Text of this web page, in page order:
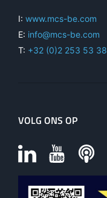
I: www.mcs-be.com
E: info@mcs-be.com
T: +32 (0)2 253 53 38
VOLG ONS OP